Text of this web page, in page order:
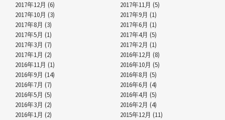
2017年12月 (6)
2017年11月 (5)
2017年10月 (3)
2017年9月 (1)
2017年8月 (3)
2017年6月 (1)
2017年5月 (1)
2017年4月 (5)
2017年3月 (7)
2017年2月 (1)
2017年1月 (2)
2016年12月 (8)
2016年11月 (1)
2016年10月 (5)
2016年9月 (14)
2016年8月 (5)
2016年7月 (7)
2016年6月 (4)
2016年5月 (5)
2016年4月 (5)
2016年3月 (2)
2016年2月 (4)
2016年1月 (2)
2015年12月 (11)